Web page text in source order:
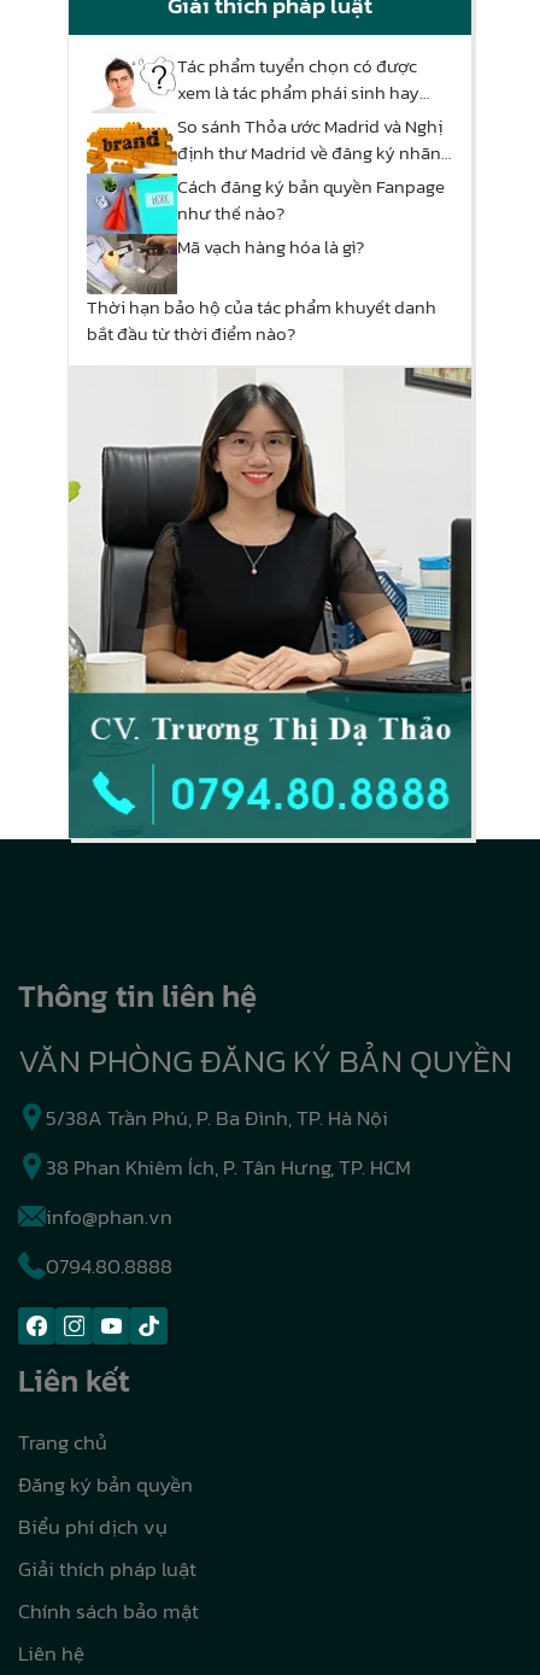
Tác phẩm tuyển chọn có được
xem là tác phẩm phái sinh hay
không?
So sánh Thỏa ước Madrid và Nghị
định thư Madrid về đăng ký nhãn
hiệu quốc tế
Cách đăng ký bản quyền Fanpage
như thế nào?
Mã vạch hàng hóa là gì?
Thời hạn bảo hộ của tác phẩm khuyết danh
bắt đầu từ thời điểm nào?
Thông tin liên hệ
VĂN PHÒNG ĐĂNG KÝ BẢN QUYỀN
5/38A Trần Phú, P. Ba Đình, TP. Hà Nội
38 Phan Khiêm Ích, P. Tân Hưng, TP. HCM
info@phan.vn
0794.80.8888
Liên kết
Trang chủ
Đăng ký bản quyền
Biểu phí dịch vụ
Giải thích pháp luật
Chính sách bảo mật
Liên hệ